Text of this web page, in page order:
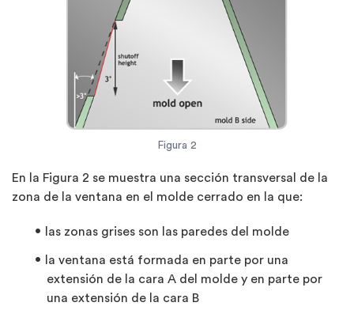
Figura 2
En la Figura 2 se muestra una sección transversal de la
zona de la ventana en el molde cerrado en la que:
las zonas grises son las paredes del molde
la ventana está formada en parte por una
extensión de la cara A del molde y en parte por
una extensión de la cara B